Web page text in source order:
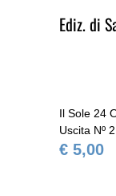
Ediz. di
Il Sole 24
Uscita Nº
€ 5,00